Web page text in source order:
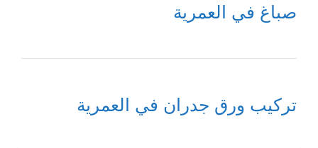
صباغ في العمرية
تركيب ورق جدران في العمرية